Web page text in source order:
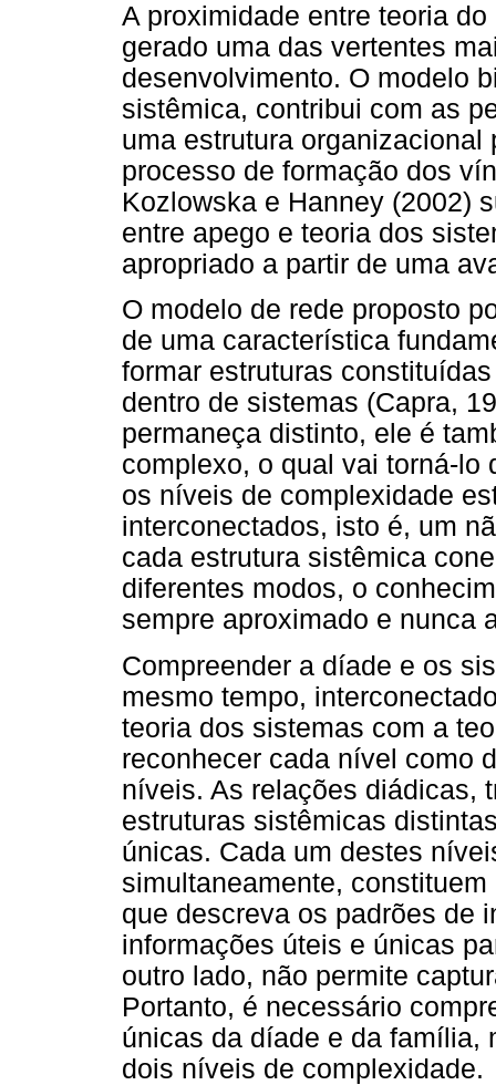
A proximidade entre teoria
gerado uma das vertentes
desenvolvimento. O modelo
sistêmica, contribui com as
uma estrutura
processo de formação dos
Kozlowska e Hanney (2002)
entre apego e teoria dos
apropriado a partir de uma
O modelo de rede proposto
de uma característica
formar estruturas
dentro de sistemas (Capra,
permaneça distinto, ele é
complexo, o qual vai torná-lo
os níveis de complexidade
interconectados, isto é, um
cada estrutura sistêmica
diferentes modos, o
sempre aproximado e nunca
Compreender a díade e os
mesmo tempo,
teoria dos sistemas com a
reconhecer cada nível como
níveis. As relações diádicas,
estruturas sistêmicas
únicas. Cada um destes
simultaneamente,
que descreva os padrões de
informações úteis e únicas
outro lado, não permite
Portanto, é necessário
únicas da díade e da família,
dois níveis de complexidade.